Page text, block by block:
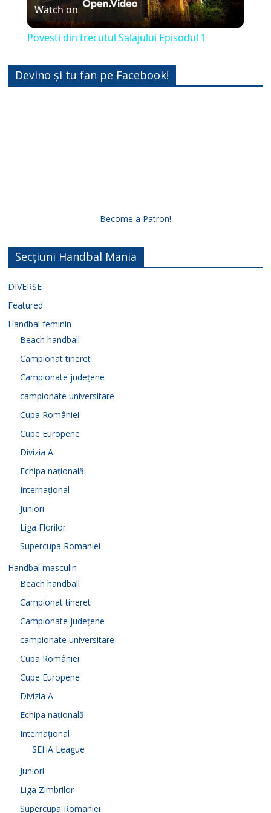
l
y
o
Watch on
Povesti din trecutul Salajului Episodul 1
Devino și tu fan pe Facebook!
Become a Patron!
Secțiuni Handbal Mania
DIVERSE
Featured
Handbal feminin
Beach handball
Campionat tineret
Campionate județene
campionate universitare
Cupa României
Cupe Europene
Divizia A
Echipa națională
Internațional
Juniori
Liga Florilor
Supercupa Romaniei
Handbal masculin
Beach handball
Campionat tineret
Campionate județene
campionate universitare
Cupa României
Cupe Europene
Divizia A
Echipa națională
Internațional
SEHA League
Juniori
Liga Zimbrilor
Supercupa Romaniei